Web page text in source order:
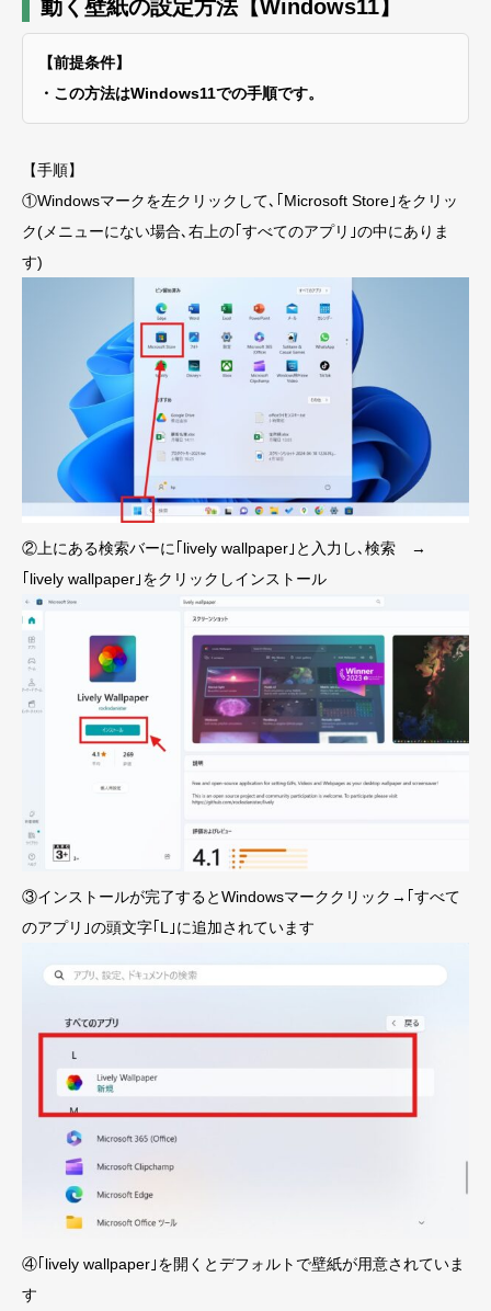
動く壁紙の設定方法【Windows11】
【前提条件】
・この方法はWindows11での手順です。
【手順】
①Windowsマークを左クリックして､｢Microsoft Store｣をクリッ
ク(メニューにない場合､右上の｢すべてのアプリ｣の中にありま
す)
②上にある検索バーに｢lively wallpaper｣と入力し､検索 →
｢lively wallpaper｣をクリックしインストール
③インストールが完了するとWindowsマーククリック→｢すべて
のアプリ｣の頭文字｢L｣に追加されています
④｢lively wallpaper｣を開くとデフォルトで壁紙が用意されていま
す